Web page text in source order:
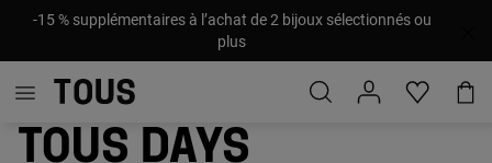
-15 % supplémentaires à l’achat de 2 bijoux sélectionnés ou
plus
TOUS Days